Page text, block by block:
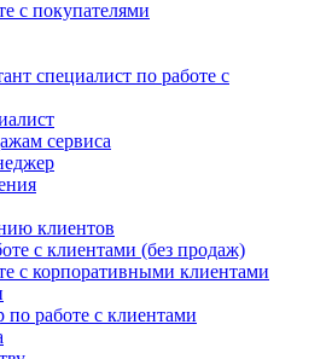
с покупателями
специалист по работе с
сервиса
клиентов
с клиентами (без продаж)
с корпоративными клиентами
работе с клиентами